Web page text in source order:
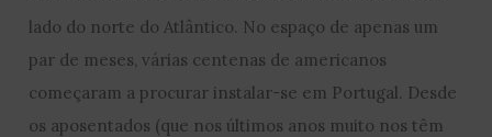
lado do norte do Atlântico. No espaço de apenas um
par de meses, várias centenas de americanos
começaram a procurar instalar-se em Portugal. Desde
os aposentados (que nos últimos anos muito nos têm